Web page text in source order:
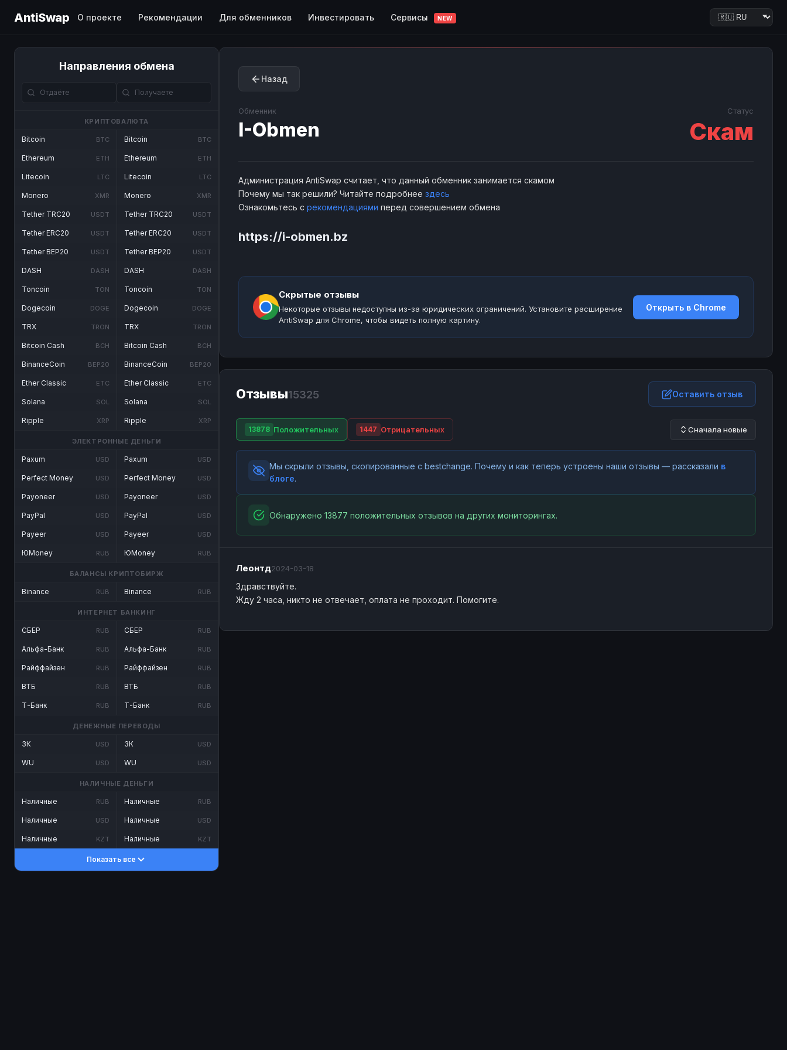
AntiSwap О проекте Рекомендации Для обменников Инвестировать Сервисы NEW
Направления обмена
КРИПТОВАЛЮТА
Bitcoin BTC
Ethereum ETH
Litecoin LTC
Monero XMR
Tether TRC20 USDT
Tether ERC20 USDT
Tether BEP20 USDT
DASH DASH
Toncoin TON
Dogecoin DOGE
TRX TRON
Bitcoin Cash BCH
BinanceCoin BEP20
Ether Classic ETC
Solana SOL
Ripple XRP
Bitcoin BTC
Ethereum ETH
Litecoin LTC
Monero XMR
Tether TRC20 USDT
Tether ERC20 USDT
Tether BEP20 USDT
DASH DASH
Toncoin TON
Dogecoin DOGE
TRX TRON
Bitcoin Cash BCH
BinanceCoin BEP20
Ether Classic ETC
Solana SOL
Ripple XRP
ЭЛЕКТРОННЫЕ ДЕНЬГИ
Paxum USD
Perfect Money USD
Payoneer USD
PayPal USD
Payeer USD
ЮMoney RUB
Paxum USD
Perfect Money USD
Payoneer USD
PayPal USD
Payeer USD
ЮMoney RUB
БАЛАНСЫ КРИПТОБИРЖ
Binance RUB Binance RUB
ИНТЕРНЕТ БАНКИНГ
СБЕР RUB
Альфа-Банк RUB
Райффайзен RUB
ВТБ RUB
Т-Банк RUB
СБЕР RUB
Альфа-Банк RUB
Райффайзен RUB
ВТБ RUB
Т-Банк RUB
ДЕНЕЖНЫЕ ПЕРЕВОДЫ
ЗК USD
WU USD
ЗК USD
WU USD
НАЛИЧНЫЕ ДЕНЬГИ
Наличные RUB
Наличные USD
Наличные KZT
Наличные RUB
Наличные USD
Наличные KZT
Показать все
Назад
Обменник
I-Obmen
Статус
Скам
Администрация AntiSwap считает, что данный обменник занимается скамом
Почему мы так решили? Читайте подробнее здесь
Ознакомьтесь с рекомендациями перед совершением обмена
https://i-obmen.bz
Скрытые отзывы
Некоторые отзывы недоступны из-за юридических ограничений. Установите расширение
AntiSwap для Chrome, чтобы видеть полную картину.
Открыть в Chrome
Отзывы15325 Оставить отзыв
13878 Положительных 1447 Отрицательных Сначала новые
Мы скрыли отзывы, скопированные с bestchange. Почему и как теперь устроены наши отзывы — рассказали в
блоге.
Обнаружено 13877 положительных отзывов на других мониторингах.
Леонтд2024-03-18
Здравствуйте.
Жду 2 часа, никто не отвечает, оплата не проходит. Помогите.